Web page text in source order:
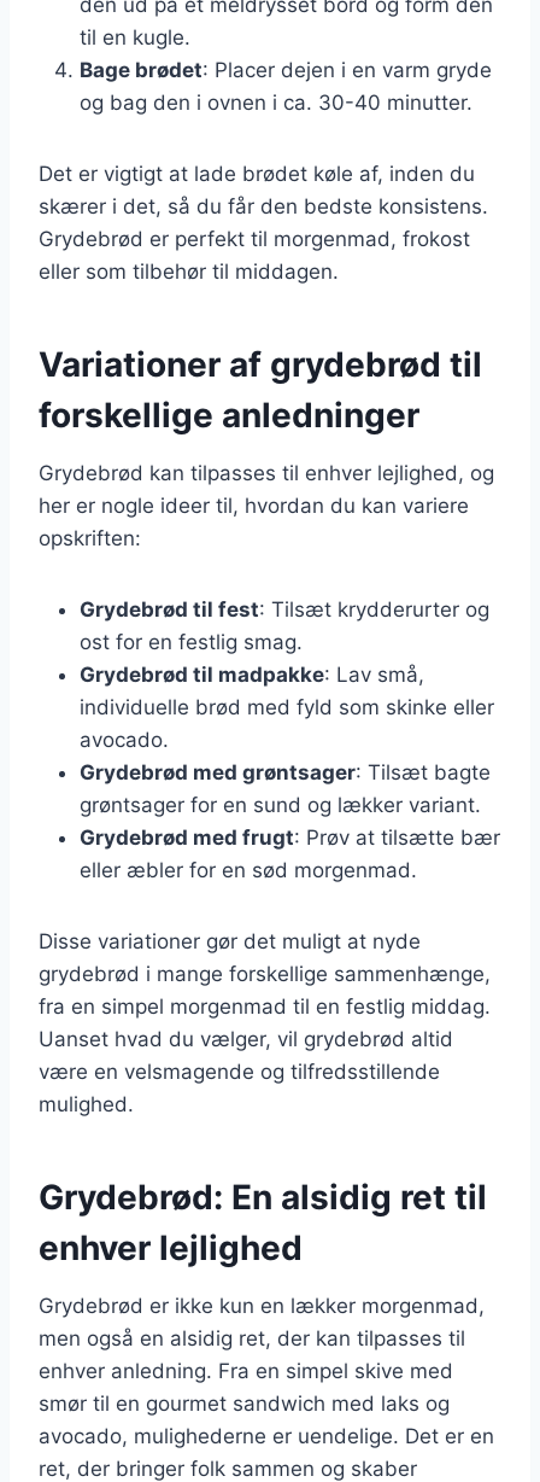
til en kugle.
Bage brødet: Placer dejen i en varm gryde
og bag den i ovnen i ca. 30-40 minutter.
Det er vigtigt at lade brødet køle af, inden du
skærer i det, så du får den bedste konsistens.
Grydebrød er perfekt til morgenmad, frokost
eller som tilbehør til middagen.
Variationer af grydebrød til
forskellige anledninger
Grydebrød kan tilpasses til enhver lejlighed, og
her er nogle ideer til, hvordan du kan variere
opskriften:
Grydebrød til fest: Tilsæt krydderurter og
ost for en festlig smag.
Grydebrød til madpakke: Lav små,
individuelle brød med fyld som skinke eller
avocado.
Grydebrød med grøntsager: Tilsæt bagte
grøntsager for en sund og lækker variant.
Grydebrød med frugt: Prøv at tilsætte bær
eller æbler for en sød morgenmad.
Disse variationer gør det muligt at nyde
grydebrød i mange forskellige sammenhænge,
fra en simpel morgenmad til en festlig middag.
Uanset hvad du vælger, vil grydebrød altid
være en velsmagende og tilfredsstillende
mulighed.
Grydebrød: En alsidig ret til
enhver lejlighed
Grydebrød er ikke kun en lækker morgenmad,
men også en alsidig ret, der kan tilpasses til
enhver anledning. Fra en simpel skive med
smør til en gourmet sandwich med laks og
avocado, mulighederne er uendelige. Det er en
ret, der bringer folk sammen og skaber